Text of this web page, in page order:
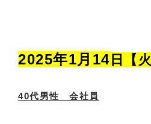
2025年1月14 日【火
40代男性 会社員